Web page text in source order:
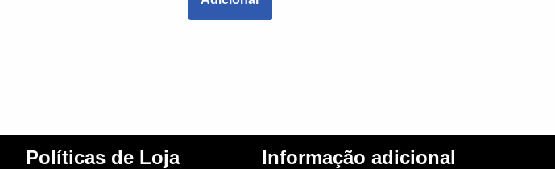
Políticas de Loja Informação adicional